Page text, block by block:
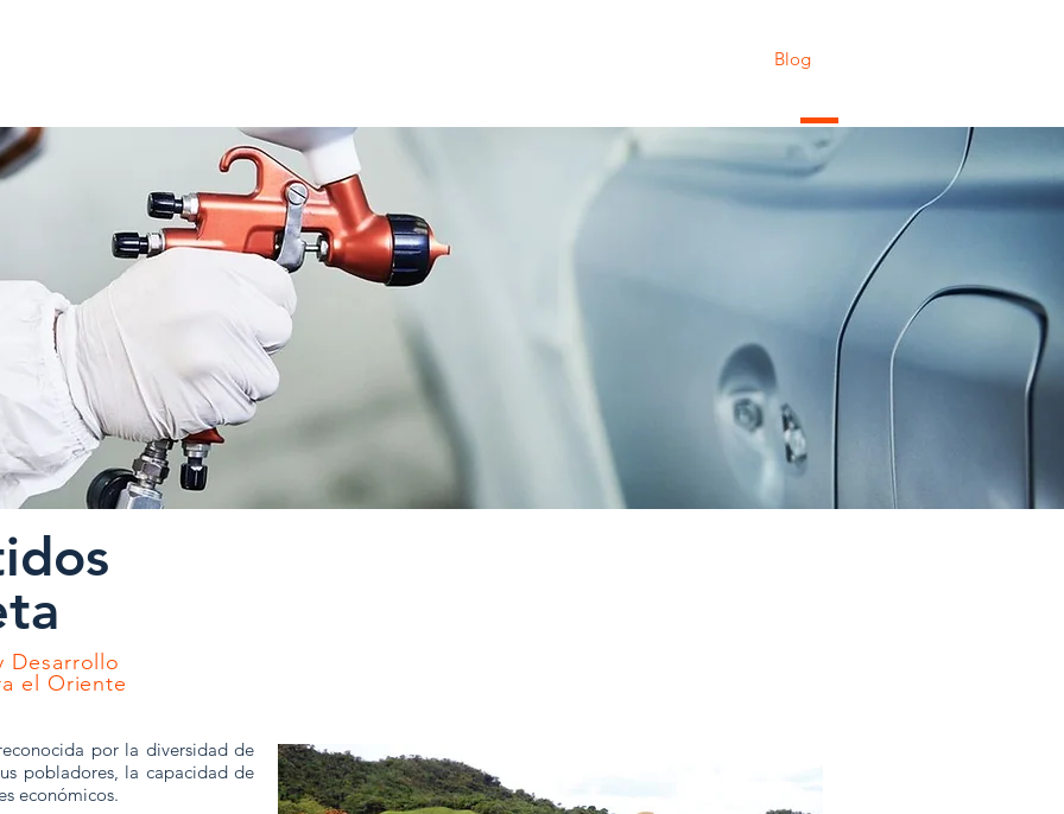
Tenemos algo que contar
Helios Blog
por la diversidad de
pobladores, la capacidad de
económicos.
Desarrollo
el Oriente
Blog